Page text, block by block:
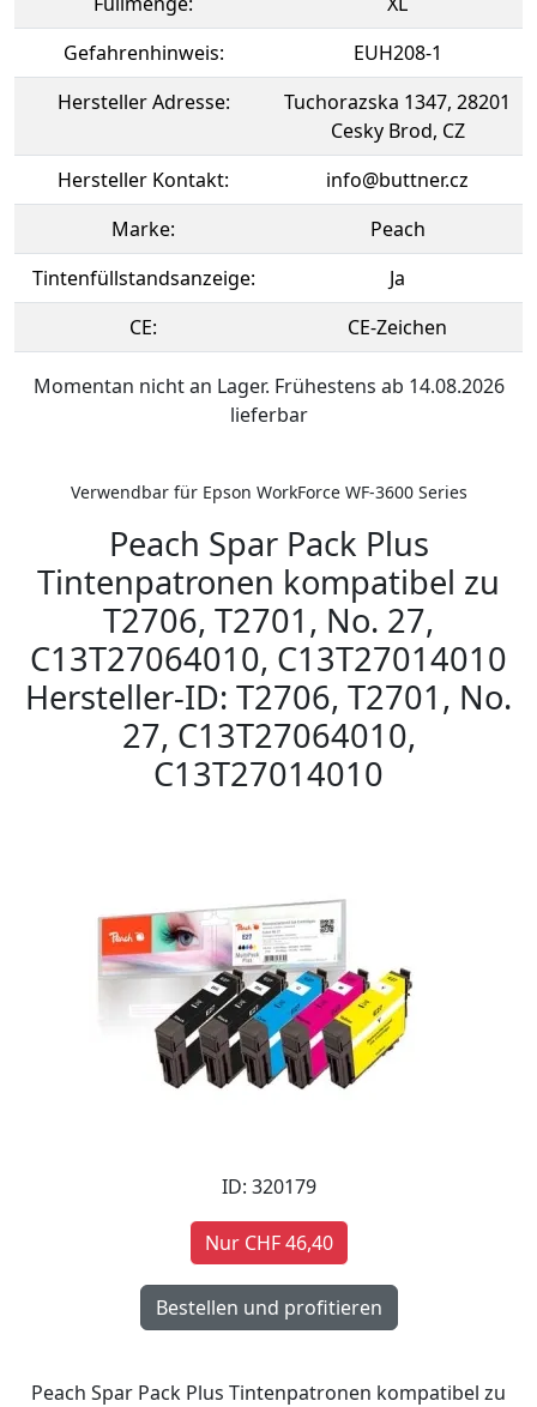
Gefahrenhinweis:
EUH208-1
Hersteller Adresse:
Tuchorazska 1347, 28201
Cesky Brod, CZ
Hersteller Kontakt:
info@buttner.cz
Marke:
Peach
Tintenfüllstandsanzeige:
Ja
CE:
CE-Zeichen
Momentan nicht an Lager. Frühestens ab 14.08.2026
lieferbar
Verwendbar für Epson WorkForce WF-3600 Series
Peach Spar Pack Plus
Tintenpatronen kompatibel zu
T2706, T2701, No. 27,
C13T27064010, C13T27014010
Hersteller-ID: T2706, T2701, No.
27, C13T27064010,
C13T27014010
ID: 320179
Nur CHF 46,40
Peach Spar Pack Plus Tintenpatronen kompatibel zu